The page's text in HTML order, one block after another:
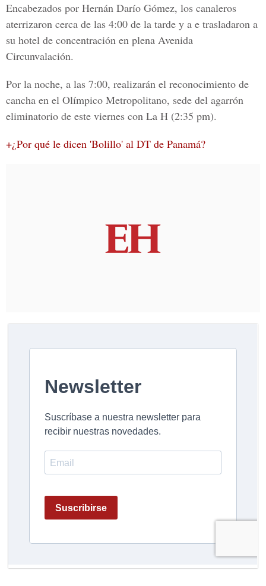
Encabezados por Hernán Darío Gómez, los canaleros
aterrizaron cerca de las 4:00 de la tarde y a e trasladaron a
su hotel de concentración en plena Avenida
Circunvalación.
Por la noche, a las 7:00, realizarán el reconocimiento de
cancha en el Olímpico Metropolitano, sede del agarrón
eliminatorio de este viernes con La H (2:35 pm).
+¿Por qué le dicen 'Bolillo' al DT de Panamá?